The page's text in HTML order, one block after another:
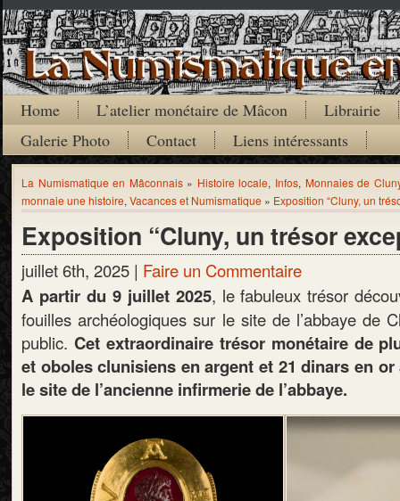
Home L’atelier monétaire de Mâcon
Librairie
Galerie Photo
Contact Liens intéressants
La Numismatique en Mâconnais» Histoire locale, Infos, Monnaies de
monnaie une histoire, Vacances et Numismatique » Exposition “Cluny, un
Exposition “Cluny, un trésor
juillet 6th, 2025 | Faire un Commentaire
A partir du 9 juillet 2025, le fabuleux trésor
fouilles archéologiques sur le site de l’abbaye de
public. Cet extraordinaire trésor monétaire de
et oboles clunisiens en argent et 21 dinars en
le site de l’ancienne infirmerie de l’abbaye.